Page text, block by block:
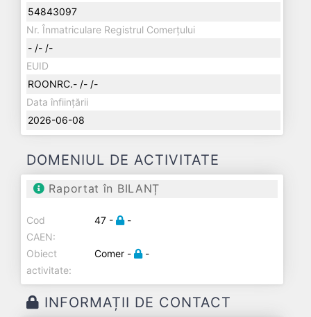
54843097
Nr. Înmatriculare Registrul Comerțului
- /- /-
EUID
ROONRC.- /- /-
Data înființării
2026-06-08
DOMENIUL DE ACTIVITATE
Raportat în BILANȚ
Cod
CAEN:
47 - -
Obiect
activitate:
Comer - -
INFORMAȚII DE CONTACT